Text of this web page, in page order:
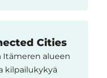
Cities
Itämeren alueen
kilpailukykyä